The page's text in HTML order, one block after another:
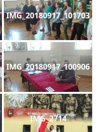
IMG_20180917_101703
IMG_20180917_100906
IMG_2714